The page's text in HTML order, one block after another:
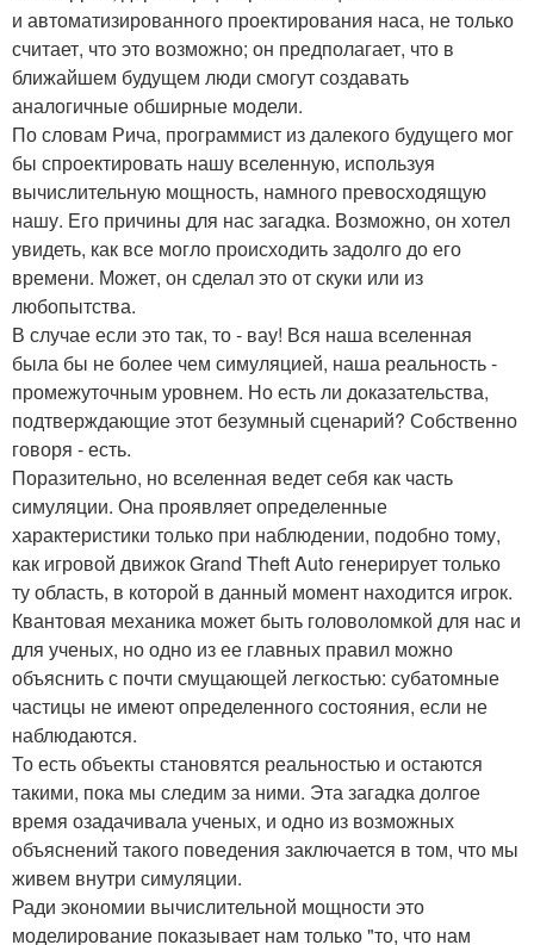
и автоматизированного проектирования наса, не только
считает, что это возможно; он предполагает, что в
ближайшем будущем люди смогут создавать
аналогичные обширные модели.
По словам Рича, программист из далекого будущего мог
бы спроектировать нашу вселенную, используя
вычислительную мощность, намного превосходящую
нашу. Его причины для нас загадка. Возможно, он хотел
увидеть, как все могло происходить задолго до его
времени. Может, он сделал это от скуки или из
любопытства.
В случае если это так, то - вау! Вся наша вселенная
была бы не более чем симуляцией, наша реальность -
промежуточным уровнем. Но есть ли доказательства,
подтверждающие этот безумный сценарий? Собственно
говоря - есть.
Поразительно, но вселенная ведет себя как часть
симуляции. Она проявляет определенные
характеристики только при наблюдении, подобно тому,
как игровой движок Grand Theft Auto генерирует только
ту область, в которой в данный момент находится игрок.
Квантовая механика может быть головоломкой для нас и
для ученых, но одно из ее главных правил можно
объяснить с почти смущающей легкостью: субатомные
частицы не имеют определенного состояния, если не
наблюдаются.
То есть объекты становятся реальностью и остаются
такими, пока мы следим за ними. Эта загадка долгое
время озадачивала ученых, и одно из возможных
объяснений такого поведения заключается в том, что мы
живем внутри симуляции.
Ради экономии вычислительной мощности это
моделирование показывает нам только "то, что нам